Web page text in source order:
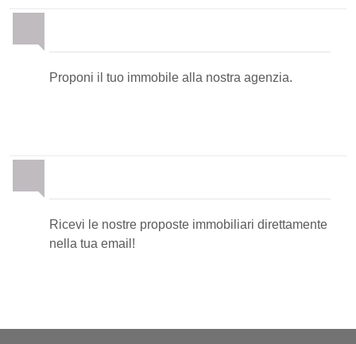
Proponi il tuo immobile alla nostra agenzia.
Ricevi le nostre proposte immobiliari direttamente
nella tua email!